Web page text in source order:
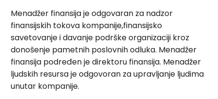
Menadžer finansija je odgovaran za nadzor
finansijskih tokova kompanije,finansijsko
savetovanje i davanje podrške organizaciji kroz
donošenje pametnih poslovnih odluka. Menadžer
finansija podređen je direktoru finansija. Menadžer
ljudskih resursa je odgovoran za upravljanje ljudima
unutar kompanije.